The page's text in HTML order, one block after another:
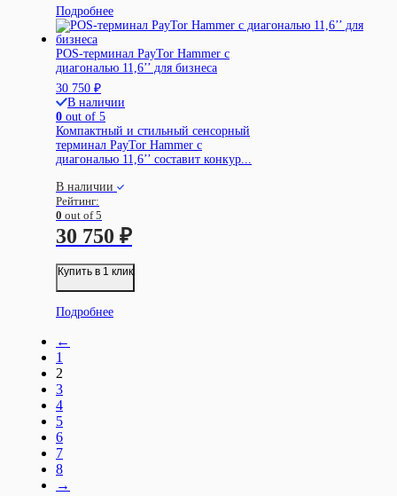
Подробнее
POS-терминал PayTor Hammer с
диагональю 11,6’’ для бизнеса
30 750 ₽
В наличии
0 out of 5
Компактный и стильный сенсорный
терминал PayTor Hammer с
диагональю 11,6’’ составит конкур...
В наличии
Рейтинг:
0 out of 5
30 750 ₽
Купить в 1 клик
Подробнее
←
1
2
3
4
5
6
7
8
→